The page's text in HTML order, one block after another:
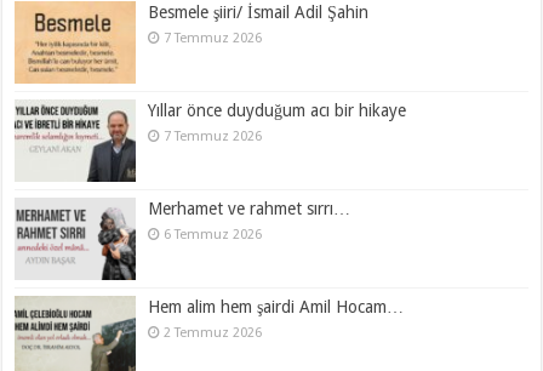
Besmele şiiri/ İsmail Adil Şahin
7 Temmuz 2026
Yıllar önce duyduğum acı bir hikaye
7 Temmuz 2026
Merhamet ve rahmet sırrı…
6 Temmuz 2026
Hem alim hem şairdi Amil Hocam…
2 Temmuz 2026